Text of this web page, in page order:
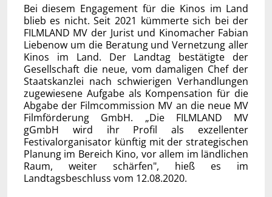
Bei diesem Engagement für die Kinos im Land
blieb es nicht. Seit 2021 kümmerte sich bei der
FILMLAND MV der Jurist und Kinomacher Fabian
Liebenow um die Beratung und Vernetzung aller
Kinos im Land. Der Landtag bestätigte der
Gesellschaft die neue, vom damaligen Chef der
Staatskanzlei nach schwierigen Verhandlungen
zugewiesene Aufgabe als Kompensation für die
Abgabe der Filmcommission MV an die neue MV
Filmförderung GmbH. „Die FILMLAND MV
gGmbH wird ihr Profil als exzellenter
Festivalorganisator künftig mit der strategischen
Planung im Bereich Kino, vor allem im ländlichen
Raum, weiter schärfen", hieß es im
Landtagsbeschluss vom 12.08.2020.